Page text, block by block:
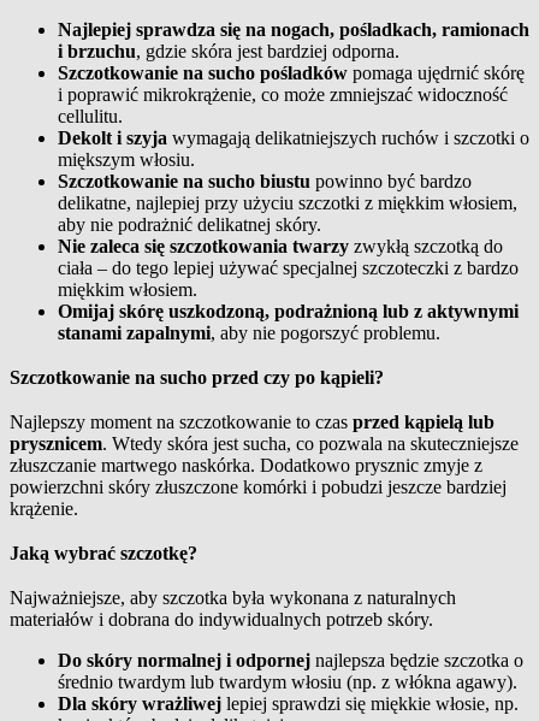
Najlepiej sprawdza się na nogach, pośladkach, ramionach
i brzuchu, gdzie skóra jest bardziej odporna.
Szczotkowanie na sucho pośladków pomaga ujędrnić skórę
i poprawić mikrokrążenie, co może zmniejszać widoczność
cellulitu.
Dekolt i szyja wymagają delikatniejszych ruchów i szczotki o
miększym włosiu.
Szczotkowanie na sucho biustu powinno być bardzo
delikatne, najlepiej przy użyciu szczotki z miękkim włosiem,
aby nie podrażnić delikatnej skóry.
Nie zaleca się szczotkowania twarzy zwykłą szczotką do
ciała – do tego lepiej używać specjalnej szczoteczki z bardzo
miękkim włosiem.
Omijaj skórę uszkodzoną, podrażnioną lub z aktywnymi
stanami zapalnymi, aby nie pogorszyć problemu.
Szczotkowanie na sucho przed czy po kąpieli?
Najlepszy moment na szczotkowanie to czas przed kąpielą lub
prysznicem. Wtedy skóra jest sucha, co pozwala na skuteczniejsze
złuszczanie martwego naskórka. Dodatkowo prysznic zmyje z
powierzchni skóry złuszczone komórki i pobudzi jeszcze bardziej
krążenie.
Jaką wybrać szczotkę?
Najważniejsze, aby szczotka była wykonana z naturalnych
materiałów i dobrana do indywidualnych potrzeb skóry.
Do skóry normalnej i odpornej najlepsza będzie szczotka o
średnio twardym lub twardym włosiu (np. z włókna agawy).
Dla skóry wrażliwej lepiej sprawdzi się miękkie włosie, np.